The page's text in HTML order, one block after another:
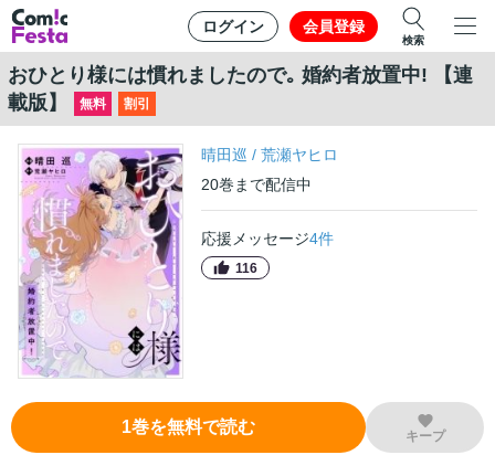
ログイン 会員登録
検索
おひとり様には慣れましたので｡ 婚約者放置中! 【連
載版】
無料 割引
晴田巡 /荒瀬ヤヒロ
20巻 まで配信中
応援メッセージ4件
116
1巻を無料で読む キープ